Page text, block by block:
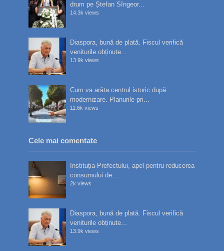
drum pe Ștefan Sîngeor...
14.3k views
Diaspora, bună de plată. Fiscul verifică
veniturile obținute...
13.9k views
Cum va arăta centrul istoric după
modernizare. Planurile pri...
11.6k views
Cele mai comentate
Instituția Prefectului, apel pentru reducerea
consumului de...
2k views
Diaspora, bună de plată. Fiscul verifică
veniturile obținute...
13.9k views